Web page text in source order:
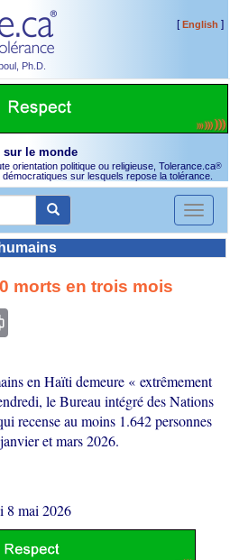
Ph.D.
[English ]
sur le monde
orientation politique ou religieuse, Tolerance.ca®
sur lesquels repose la tolérance.
Toggle
morts en trois mois
en Haïti demeure « extrêmement
le Bureau intégré des Nations
recense au moins 1.642 personnes
et mars 2026.
8 mai 2026